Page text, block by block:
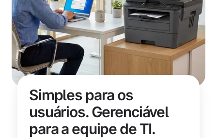
Simples para os
usuários. Gerenciável
para a equipe de TI.